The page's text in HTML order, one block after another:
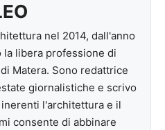
nel 2014, dall'anno
libera professione di
Matera. Sono redattrice
giornalistiche e scrivo
l'architettura e il
consente di abbinare